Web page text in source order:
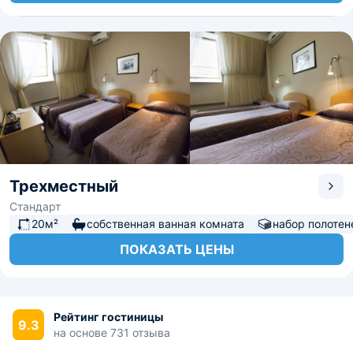
Трехместный
Стандарт
20м²
собственная ванная комната набор
ПОКАЗАТЬ ЦЕНЫ
9.3
Рейтинг гостиницы
на основе 731 отзыва